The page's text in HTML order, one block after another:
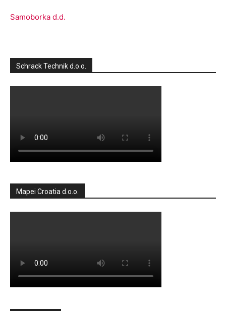
Samoborka d.d.
Schrack Technik d.o.o.
Mapei Croatia d.o.o.